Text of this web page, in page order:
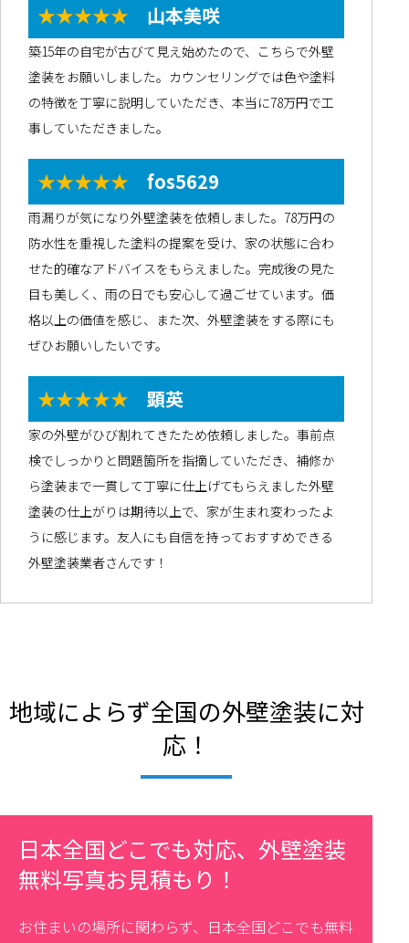
★★★★★ 山本美咲
築15年の自宅が古びて見え始めたので、こちらで外壁
塗装をお願いしました。カウンセリングでは色や塗料
の特徴を丁寧に説明していただき、本当に78万円で工
事していただきました。
★★★★★ fos5629
雨漏りが気になり外壁塗装を依頼しました。78万円の
防水性を重視した塗料の提案を受け、家の状態に合わ
せた的確なアドバイスをもらえました。完成後の見た
目も美しく、雨の日でも安心して過ごせています。価
格以上の価値を感じ、また次、外壁塗装をする際にも
ぜひお願いしたいです。
★★★★★ 顕英
家の外壁がひび割れてきたため依頼しました。事前点
検でしっかりと問題箇所を指摘していただき、補修か
ら塗装まで一貫して丁寧に仕上げてもらえました外壁
塗装の仕上がりは期待以上で、家が生まれ変わったよ
うに感じます。友人にも自信を持っておすすめできる
外壁塗装業者さんです！
地域によらず全国の外壁塗装に対
応！
日本全国どこでも対応、外壁塗装
無料写真お見積もり！
お住まいの場所に関わらず、日本全国どこでも無料